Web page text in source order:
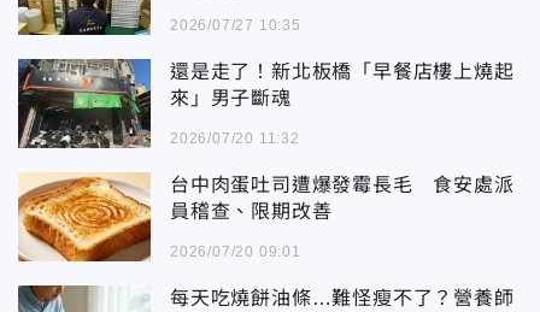
2026/07/27 10:35
還是走了！新北板橋「早餐店樓上燒起
來」男子斷魂
2026/07/20 11:32
台中肉蛋吐司遭爆發霉長毛 食安處派
員稽查、限期改善
2026/07/20 09:01
每天吃燒餅油條…難怪瘦不了？營養師